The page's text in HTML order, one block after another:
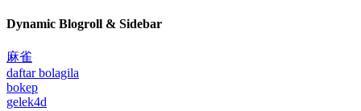
Dynamic Blogroll & Sidebar
麻雀
daftar bolagila
bokep
gelek4d